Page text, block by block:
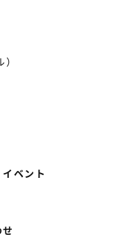
ベント